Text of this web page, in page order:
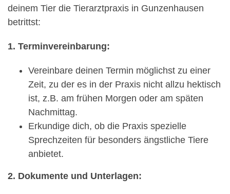
deinem Tier die Tierarztpraxis in Gunzenhausen
betrittst:
1. Terminvereinbarung:
Vereinbare deinen Termin möglichst zu einer
Zeit, zu der es in der Praxis nicht allzu hektisch
ist, z.B. am frühen Morgen oder am späten
Nachmittag.
Erkundige dich, ob die Praxis spezielle
Sprechzeiten für besonders ängstliche Tiere
anbietet.
2. Dokumente und Unterlagen: